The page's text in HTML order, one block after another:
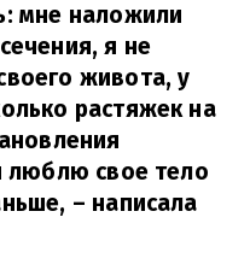
мне наложили
я не
живота, у
растяжек на
люблю свое тело
– написала